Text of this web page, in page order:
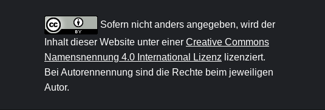
Sofern nicht anders angegeben, wird der
Inhalt dieser Website unter einer Creative Commons
Namensnennung 4.0 International Lizenz lizenziert.
Bei Autorennennung sind die Rechte beim jeweiligen
Autor.